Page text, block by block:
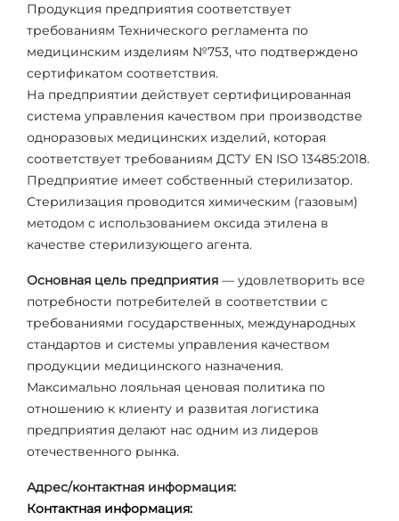
Продукция предприятия соответствует
требованиям Технического регламента по
медицинским изделиям №753, что подтверждено
сертификатом соответствия.
На предприятии действует сертифицированная
система управления качеством при производстве
одноразовых медицинских изделий, которая
соответствует требованиям ДСТУ EN ISO 13485:2018.
Предприятие имеет собственный стерилизатор.
Стерилизация проводится химическим (газовым)
методом с использованием оксида этилена в
качестве стерилизующего агента.
Основная цель предприятия — удовлетворить все
потребности потребителей в соответствии с
требованиями государственных, международных
стандартов и системы управления качеством
продукции медицинского назначения.
Максимально лояльная ценовая политика по
отношению к клиенту и развитая логистика
предприятия делают нас одним из лидеров
отечественного рынка.
Адрес/контактная информация:
Контактная информация: